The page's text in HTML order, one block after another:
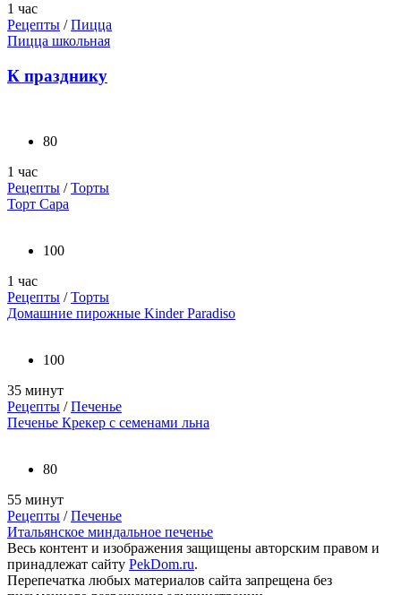
1 час
Рецепты /Пицца
Пицца школьная
К празднику
80
1 час
Рецепты /Торты
Торт Сара
100
1 час
Рецепты /Торты
Домашние пирожные Kinder Paradiso
100
35 минут
Рецепты /Печенье
Печенье Крекер с семенами льна
80
55 минут
Рецепты /Печенье
Итальянское миндальное печенье
Весь контент и изображения защищены авторским правом и
принадлежат сайту PekDom.ru.
Перепечатка любых материалов сайта запрещена без